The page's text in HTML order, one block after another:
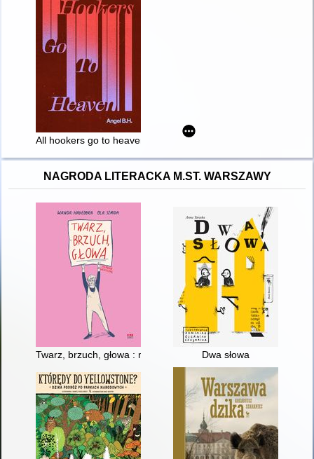
All hookers go to heaven
NAGRODA LITERACKA M.ST. WARSZAWY
Twarz, brzuch, głowa : memeuar graficznyDwa słowa